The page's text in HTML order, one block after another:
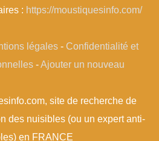
: https://moustiquesinfo.com/
légales- Confidentialité et
-Ajouter un nouveau
site de recherche de
des nuisibles (ou un expert anti-
en FRANCE